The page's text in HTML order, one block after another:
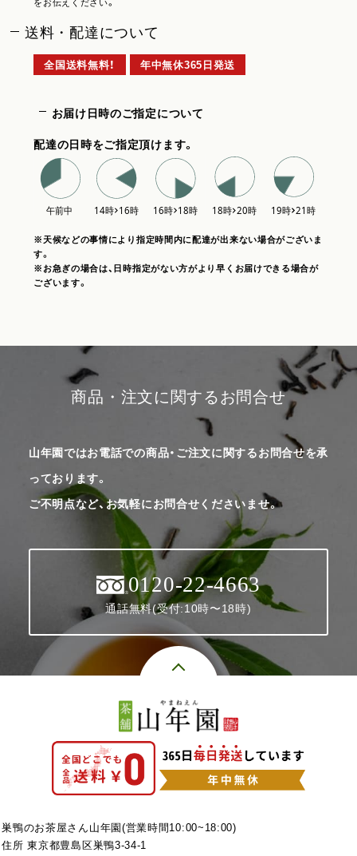
をお伝えください。
送料・配達について
全国送料無料！ 年中無休365日発送
お届け日時のご指定について
配達の日時をご指定頂けます。
※天候などの事情により指定時間内に配達が出来ない場合がございま
す。
※お急ぎの場合は、日時指定がない方がより早くお届けできる場合が
ございます。
商品・注文に関するお問合せ
山年園ではお電話での商品・ご注文に関するお問合せを承
っております。
ご不明点など、お気軽にお問合せくださいませ。
0120-22-4663
通話無料(受付:10時〜18時)
巣鴨のお茶屋さん山年園(営業時間10:00~18:00)
住所 東京都豊島区巣鴨3-34-1